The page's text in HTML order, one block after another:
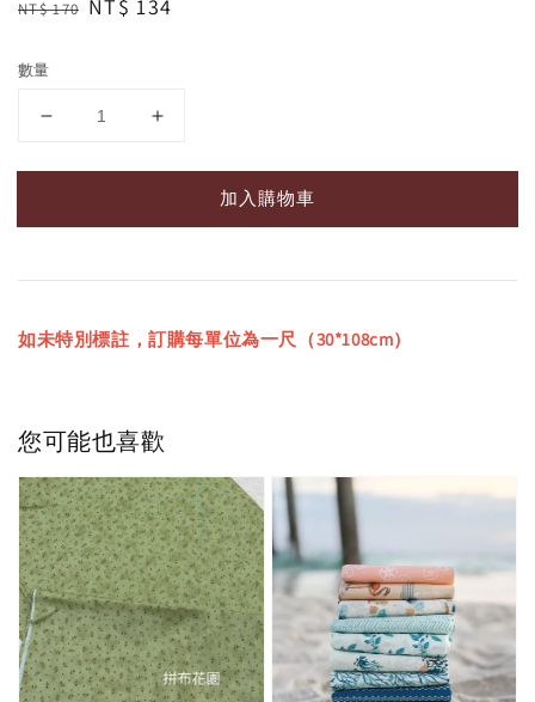
Regular
NT$ 170 Sale
NT$ 134
數量
加入購物車
如未特別標註，訂購每單位為一尺（30*108cm）
您可能也喜歡